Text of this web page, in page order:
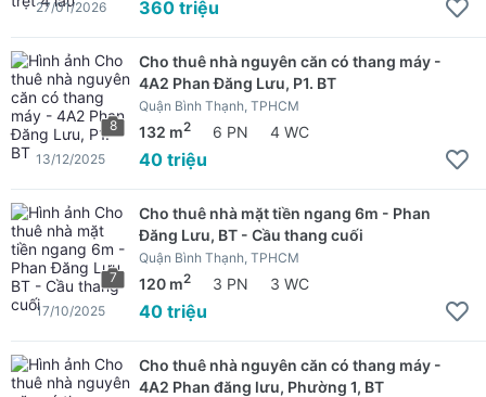
360 triệu
27/01/2026
8
Cho thuê nhà nguyên căn có thang máy -
4A2 Phan Đăng Lưu, P1. BT
Quận Bình Thạnh, TPHCM
132 m2 6 PN 4 WC
40 triệu
13/12/2025
7
Cho thuê nhà mặt tiền ngang 6m - Phan
Đăng Lưu, BT - Cầu thang cuối
Quận Bình Thạnh, TPHCM
120 m2 3 PN 3 WC
40 triệu
17/10/2025
Cho thuê nhà nguyên căn có thang máy -
4A2 Phan đăng lưu, Phường 1, BT